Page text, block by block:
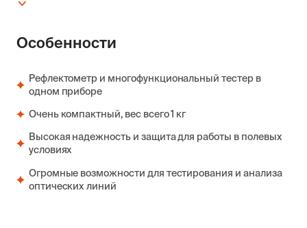
Особенности
Рефлектометр и многофункциональный тестер в
одном приборе
Очень компактный, вес всего 1 кг
Высокая надежность и защита для работы в полевых
условиях
Огромные возможности для тестирования и анализа
оптических линий